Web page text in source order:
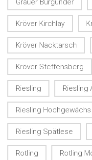
Grauer Burgunder
Kröver Kirchlay
Kröver Nacktarsch
Kröver Steffensberg
Riesling Riesling
Riesling Hochgewächs
Riesling Spätlese
Rotling Rotling